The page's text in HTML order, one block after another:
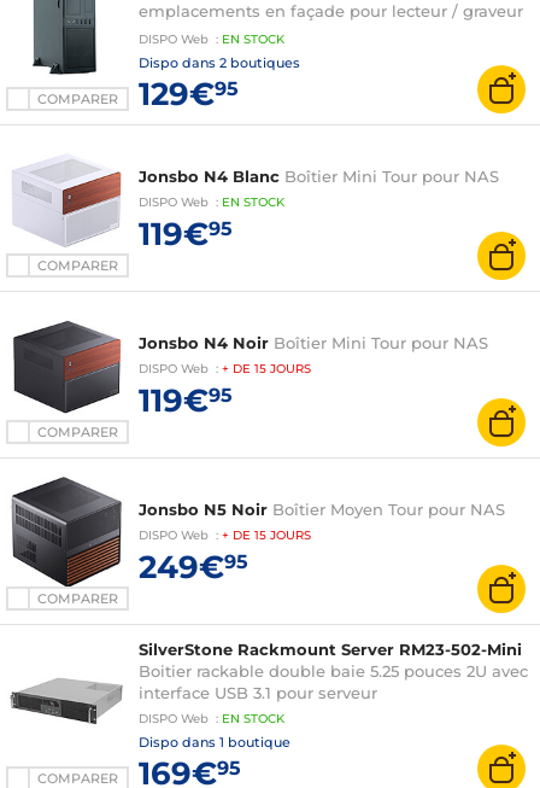
COMPARER
emplacements en façade pour lecteur / graveur
optique et lecteur de disquettes
DISPO Web : EN STOCK
Dispo dans 2 boutiques
129€95
COMPARER
Jonsbo N4 Blanc Boîtier Mini Tour pour NAS
DISPO Web : EN STOCK
119€95
COMPARER
Jonsbo N4 Noir Boîtier Mini Tour pour NAS
DISPO Web : + DE 15 JOURS
119€95
COMPARER
Jonsbo N5 Noir Boîtier Moyen Tour pour NAS
DISPO Web : + DE 15 JOURS
249€95
COMPARER
SilverStone Rackmount Server RM23-502-Mini
Boitier rackable double baie 5.25 pouces 2U avec
interface USB 3.1 pour serveur
DISPO Web : EN STOCK
Dispo dans 1 boutique
169€95